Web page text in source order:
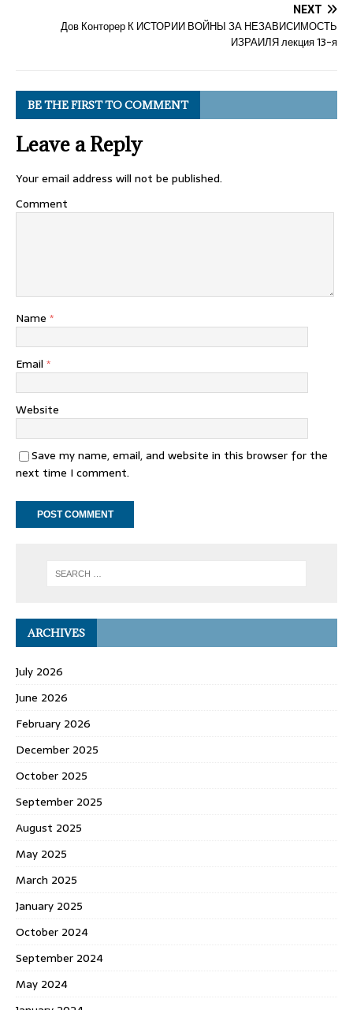
NEXT
Дов Конторер К ИСТОРИИ ВОЙНЫ ЗА НЕЗАВИСИМОСТЬ
ИЗРАИЛЯ лекция 13-я
BE THE FIRST TO COMMENT
Leave a Reply
Your email address will not be published.
Comment
Name *
Email *
Website
Save my name, email, and website in this browser for the
next time I comment.
ARCHIVES
July 2026
June 2026
February 2026
December 2025
October 2025
September 2025
August 2025
May 2025
March 2025
January 2025
October 2024
September 2024
May 2024